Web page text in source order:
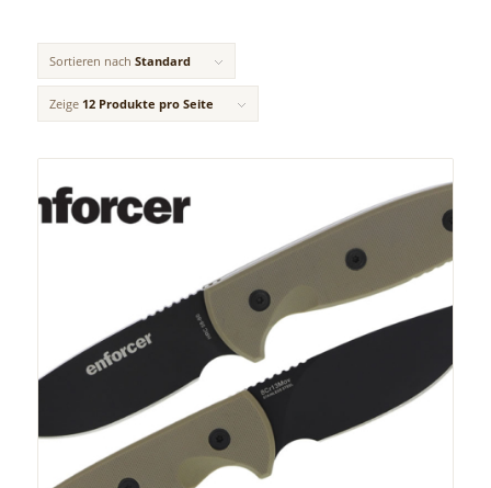
Sortieren nach Standard
Zeige 12 Produkte pro Seite